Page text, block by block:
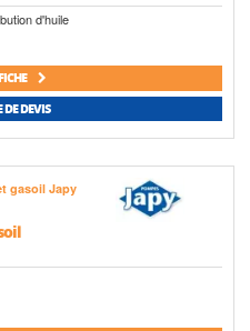
d'huile
DEVIS